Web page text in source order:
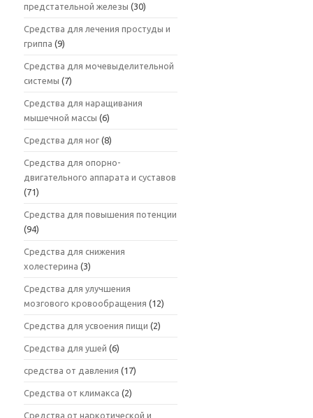
предстательной железы (30)
Средства для лечения простуды и
гриппа (9)
Средства для мочевыделительной
системы (7)
Средства для наращивания
мышечной массы (6)
Средства для ног (8)
Средства для опорно-
двигательного аппарата и суставов
(71)
Средства для повышения потенции
(94)
Средства для снижения
холестерина (3)
Средства для улучшения
мозгового кровообращения (12)
Средства для усвоения пищи (2)
Средства для ушей (6)
средства от давления (17)
Средства от климакса (2)
Средства от наркотической и